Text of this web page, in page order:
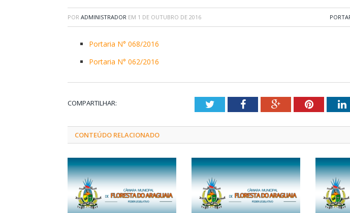
POR ADMINISTRADOR EM 1 DE OUTUBRO DE 2016
Portaria N° 068/2016
Portaria N° 062/2016
COMPARTILHAR: TwitterFacebookGoogle+Pinterest
CONTEÚDO RELACIONADO